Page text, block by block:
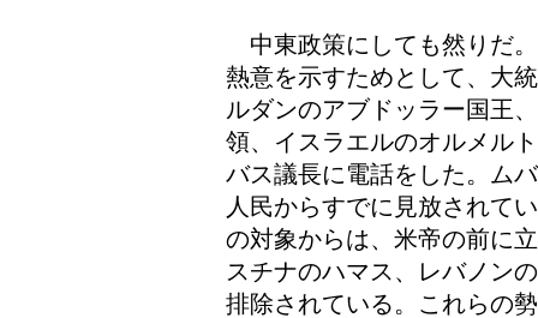
中東政策にしても然りだ
熱意を示すためとして、大
ルダンのアブドッラー国王
領、イスラエルのオルメル
バス議長に電話をした。ム
人民からすでに見放されて
の対象からは、米帝の前に
スチナのハマス、レバノン
排除されている。これらの